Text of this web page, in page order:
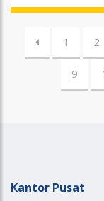
1 2
9
Kantor Pusat